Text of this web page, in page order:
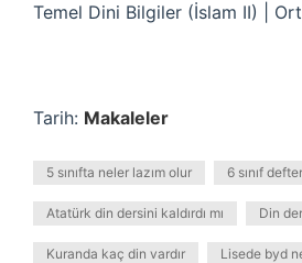
Temel Dini Bilgiler (İslam II) |
Tarih: Makaleler
5 sınıfta neler lazım olur 6 sınıf
Atatürk din dersini kaldırdı mı Din
Kuranda kaç din vardır Lisede byd